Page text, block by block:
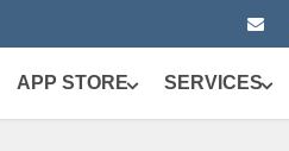
APP STORE SERVICES